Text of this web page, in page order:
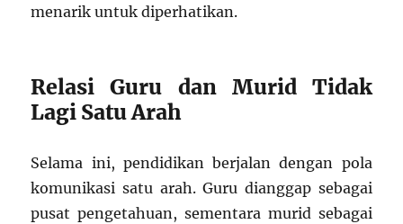
menarik untuk diperhatikan.
Relasi Guru dan Murid Tidak
Lagi Satu Arah
Selama ini, pendidikan berjalan dengan pola
komunikasi satu arah. Guru dianggap sebagai
pusat pengetahuan, sementara murid sebagai